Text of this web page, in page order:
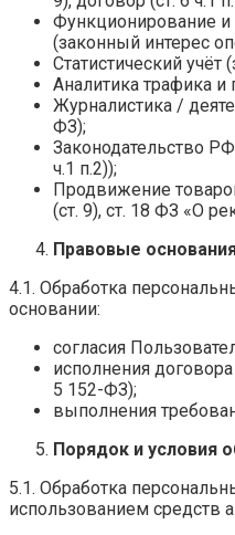
Функционирование и
(законный интерес
Статистический учёт
Аналитика трафика и
Журналистика /
ФЗ);
Законодательство
ч.1 п.2));
Продвижение
(ст. 9), ст. 18 ФЗ «О
Правовые
4.1. Обработка
основании:
согласия
исполнения
5 152-ФЗ);
выполнения
Порядок и условия
5.1. Обработка
использованием средств